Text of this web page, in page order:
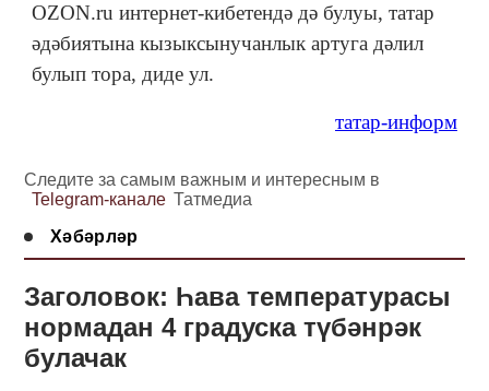
OZON.ru интернет-кибетендә дә булуы, татар
әдәбиятына кызыксынучанлык артуга дәлил
булып тора, диде ул.
татар-информ
Следите за самым важным и интересным в
Telegram-канале Татмедиа
Хәбәрләр
Заголовок: Һава температурасы
нормадан 4 градуска түбәнрәк
булачак